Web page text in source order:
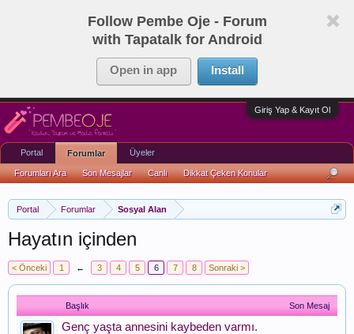
Follow Pembe Oje - Forum
with Tapatalk for Android
Open in app Install
Giriş Yap & Kayıt Ol
Portal Forumlar Sosyal Alan
Hayatın içinden
< Önceki 1 ← 3 4 5 6 7 8 Sonraki >
Başlık Son Mesaj
Genç yaşta annesini kaybeden varmı.
Portal Forumlar
Forumları Ara Son Mesajlar Canlı Dikkat Çeken Konular
Üyeler